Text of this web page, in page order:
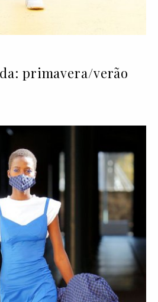
primavera/verão